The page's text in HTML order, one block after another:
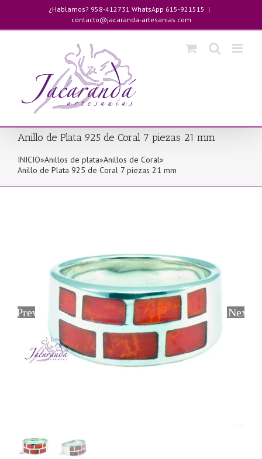
contenido
¿Hablamos? 958-412731 WhatsApp 615-921515 |
contacto@jacaranda-artesanias.com
Anillo de Plata 925 de Coral 7 piezas 21 mm
INICIO»Anillos de plata»Anillos de Coral»
Anillo de Plata 925 de Coral 7 piezas 21 mm
Previous Next